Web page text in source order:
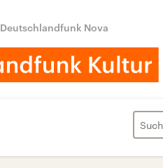
Deutschlandfunk Nova